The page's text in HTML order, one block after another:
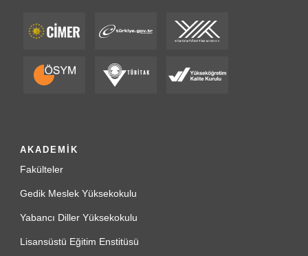
AKADEMİK
Fakülteler
Gedik Meslek Yüksekokulu
Yabancı Diller Yüksekokulu
Lisansüstü Eğitim Enstitüsü